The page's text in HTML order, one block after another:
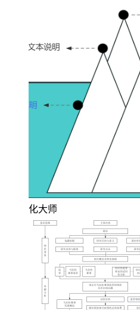
化大师